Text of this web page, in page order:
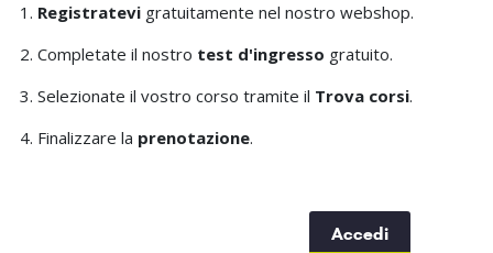
Registratevigratuitamente nel nostro webshop.
Completate il nostro test d'ingresso gratuito.
Selezionate il vostro corso tramite il Trova corsi.
Finalizzare la prenotazione.
Accedi